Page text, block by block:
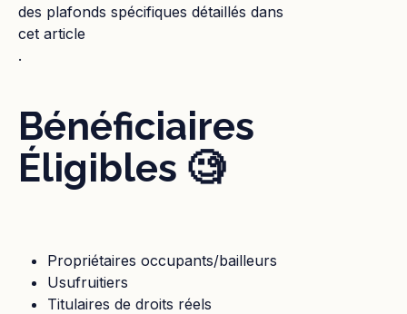
des plafonds spécifiques détaillés dans
cet article
.
Bénéficiaires
Éligibles 🧐
Propriétaires occupants/bailleurs
Usufruitiers
Titulaires de droits réels